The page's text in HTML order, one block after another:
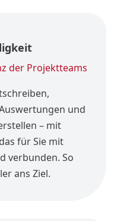
der Projektteams
und
– mit
für Sie mit
verbunden. So
ans Ziel.